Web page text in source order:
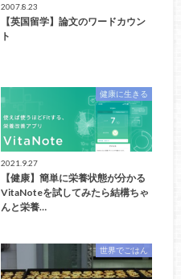
2007.8.23
【英国留学】論文のワードカウン
ト
健康に生きる
2021.9.27
【健康】簡単に栄養状態が分かる
VitaNoteを試してみたら結構ちゃ
んと栄養…
世界でごはん